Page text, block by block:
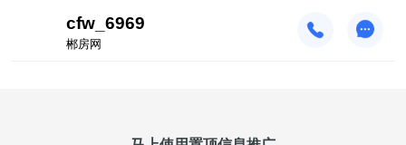
cfw_6969
郴房网